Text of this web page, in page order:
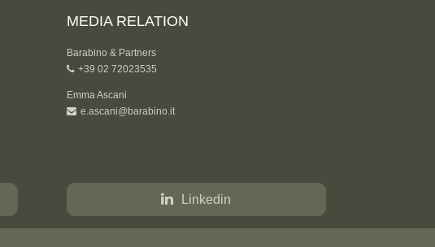
MEDIA RELATION
Barabino & Partners
+39 02 72023535
Emma Ascani
e.ascani@barabino.it
Linkedin